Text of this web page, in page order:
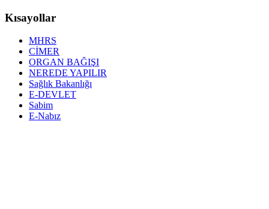
Kısayollar
MHRS
CİMER
ORGAN BAĞIŞI
NEREDE YAPILIR
Sağlık Bakanlığı
E-DEVLET
Sabim
E-Nabız